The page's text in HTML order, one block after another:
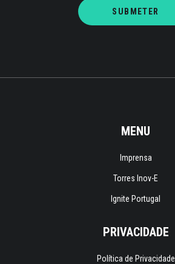
MENU
Imprensa
Torres Inov-E
Ignite Portugal
PRIVACIDADE
Política de Privacidade